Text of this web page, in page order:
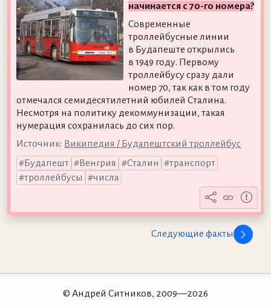
начинается с 70-го номера?
Современные
троллейбусные линии
в Будапеште открылись
в 1949 году. Первому
троллейбусу сразу дали
номер 70, так как в том году
отмечался семидесятилетний юбилей Сталина.
Несмотря на политику декоммунизации, такая
нумерация сохранилась до сих пор.
Источник: Википедия / Будапештский троллейбус
Будапешт
Венгрия Сталин
транспорт
троллейбусы
числа
Следующие факты
© Андрей Ситников, 2009—2026